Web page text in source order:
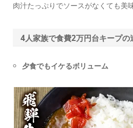
肉汁たっぷりでソースがなくても美
4人家族で食費2万円台キープの
夕食でもイケるボリューム